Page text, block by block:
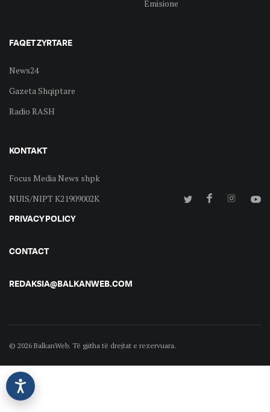
Emisione
FAQET ZYRTARE
News24
Gazeta Shqiptare
Radio RASH
KONTAKT
Focus Media News shpk
NUIS/NIPT K21909002K
PRIVACY POLICY
CONTACT
REDAKSIA@BALKANWEB.COM
© 2026 BalkanWeb. Të gjitha të drejtat e rezervuara.